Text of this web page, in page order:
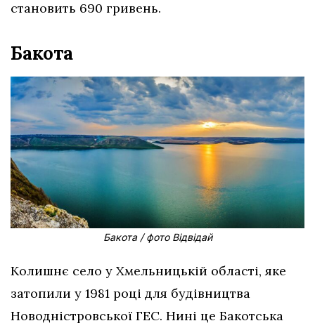
становить 690 гривень.
Бакота
Бакота / фото Відвідай
Колишнє село у Хмельницькій області, яке
затопили у 1981 році для будівництва
Новодністровської ГЕС. Нині це Бакотська